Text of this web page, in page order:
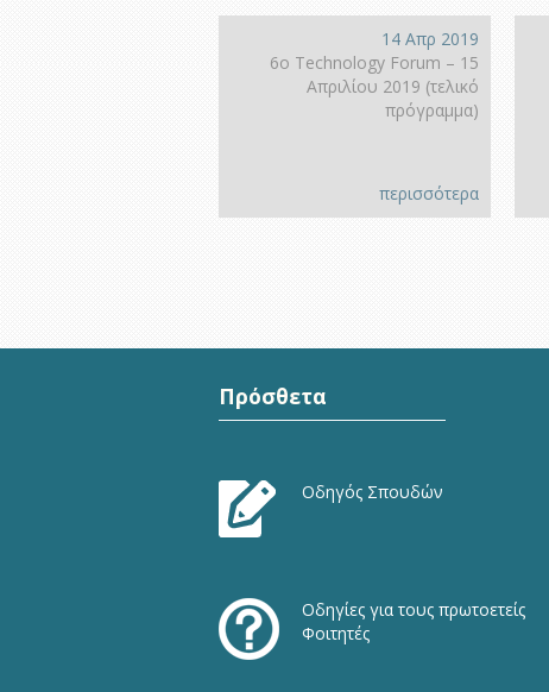
14 Απρ 2019
6ο Technology Forum – 15
Απριλίου 2019 (τελικό
πρόγραμμα)
περισσότερα
Πρόσθετα
Οδηγός Σπουδών
Οδηγίες για τους πρωτοετείς
Φοιτητές